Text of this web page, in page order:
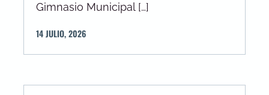
Gimnasio Municipal […]
14 JULIO,2026